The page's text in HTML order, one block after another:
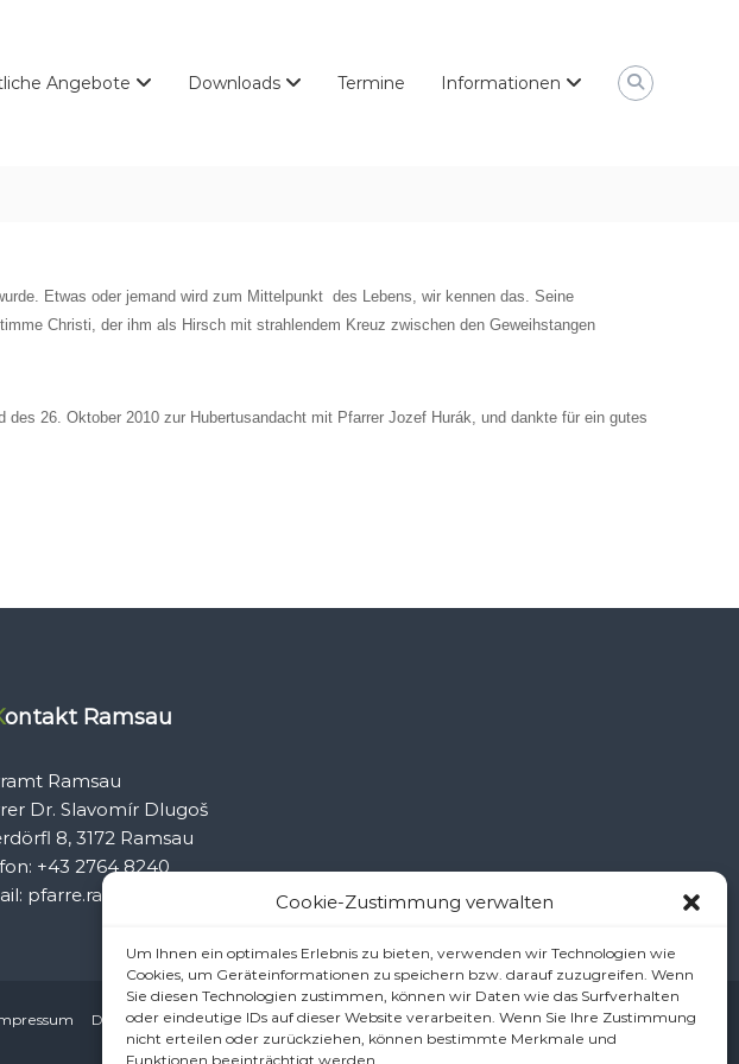
Cookie-Zustimmung verwalten
Um Ihnen ein optimales Erlebnis zu bieten, verwenden wir Technologien wie
Cookies, um Geräteinformationen zu speichern bzw. darauf zuzugreifen. Wenn
Sie diesen Technologien zustimmen, können wir Daten wie das Surfverhalten
oder eindeutige IDs auf dieser Website verarbeiten. Wenn Sie Ihre Zustimmung
nicht erteilen oder zurückziehen, können bestimmte Merkmale und
Funktionen beeinträchtigt werden.
Angebote Downloads Termine Informationen
Etwas oder jemand wird zum Mittelpunkt des Lebens, wir kennen das. Seine
Christi, der ihm als Hirsch mit strahlendem Kreuz zwischen den Geweihstangen
26. Oktober 2010 zur Hubertusandacht mit Pfarrer Jozef Hurák, und dankte für ein gutes
Kontakt Ramsau
Ramsau
Dr. Slavomír Dlugoš
8, 3172 Ramsau
+43 2764 8240
pfarre.ramsau@gmx.at
Datenschutzerklärung/Haftungsausschluss (Disclaimer) Cookie-Richtlinie (EU)